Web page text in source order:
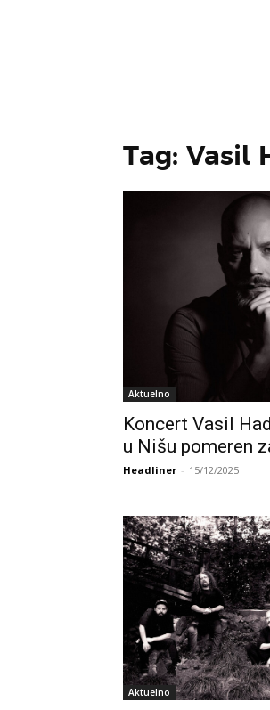
Tag: Vasil
Aktuelno
Koncert Vasil
u Nišu pomeren
Headliner - 15/12/2025
Aktuelno